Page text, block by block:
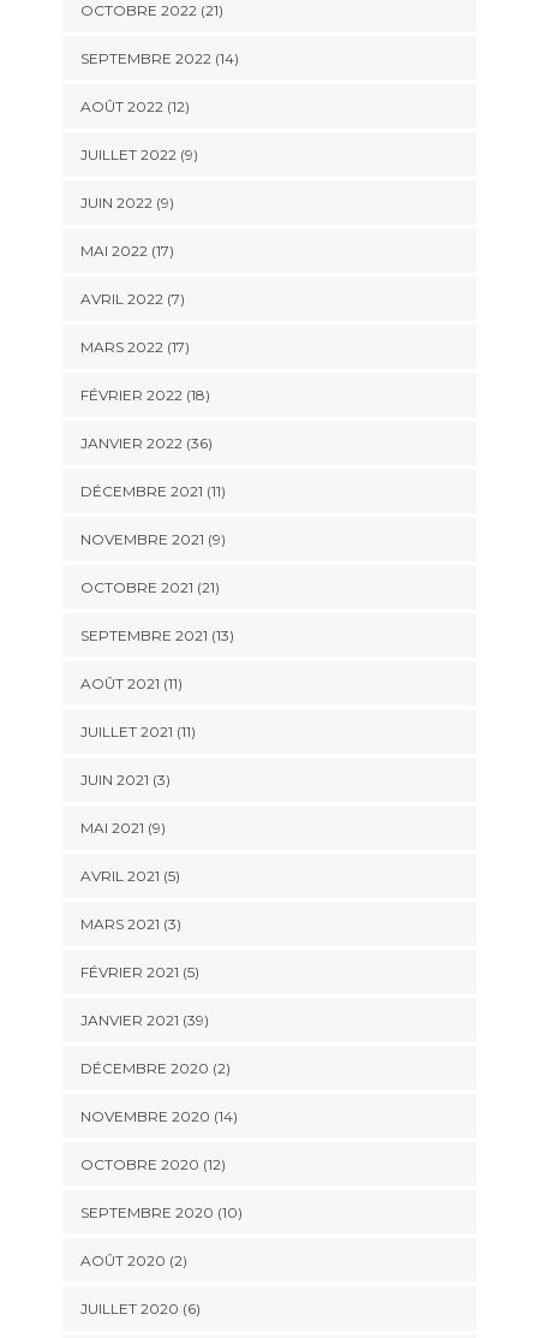
OCTOBRE 2022 (21)
SEPTEMBRE 2022 (14)
AOÛT 2022 (12)
JUILLET 2022 (9)
JUIN 2022 (9)
MAI 2022 (17)
AVRIL 2022 (7)
MARS 2022 (17)
FÉVRIER 2022 (18)
JANVIER 2022 (36)
DÉCEMBRE 2021 (11)
NOVEMBRE 2021 (9)
OCTOBRE 2021 (21)
SEPTEMBRE 2021 (13)
AOÛT 2021 (11)
JUILLET 2021 (11)
JUIN 2021 (3)
MAI 2021 (9)
AVRIL 2021 (5)
MARS 2021 (3)
FÉVRIER 2021 (5)
JANVIER 2021 (39)
DÉCEMBRE 2020 (2)
NOVEMBRE 2020 (14)
OCTOBRE 2020 (12)
SEPTEMBRE 2020 (10)
AOÛT 2020 (2)
JUILLET 2020 (6)